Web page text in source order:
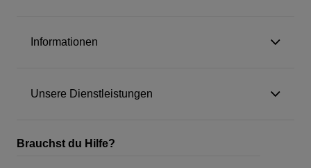
Informationen
Unsere Dienstleistungen
Brauchst du Hilfe?